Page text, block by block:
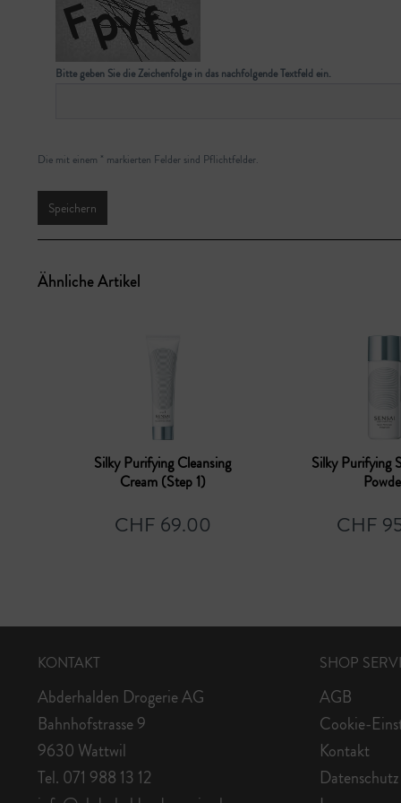
Bitte geben Sie die Zeichenfolge in das nachfolgende Textfeld ein.
Die mit einem * markierten Felder sind Pflichtfelder.
Speichern
Ähnliche Artikel
Silky Purifying Cleansing
Cream (Step 1)
CHF 69.00
Silky Purifying
CHF
KONTAKT
Abderhalden Drogerie AG
Bahnhofstrasse 9
9630 Wattwil
Tel. 071 988 13 12
SHOP
AGB
Cookie-
Kontakt
Datenschutz